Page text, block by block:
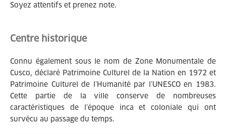
Soyez attentifs et prenez note.
Centre historique
Connu également sous le nom de Zone Monumentale de
Cusco, déclaré Patrimoine Culturel de la Nation en 1972 et
Patrimoine Culturel de l’Humanité par l’UNESCO en 1983.
Cette partie de la ville conserve de nombreuses
caractéristiques de l’époque inca et coloniale qui ont
survécu au passage du temps.